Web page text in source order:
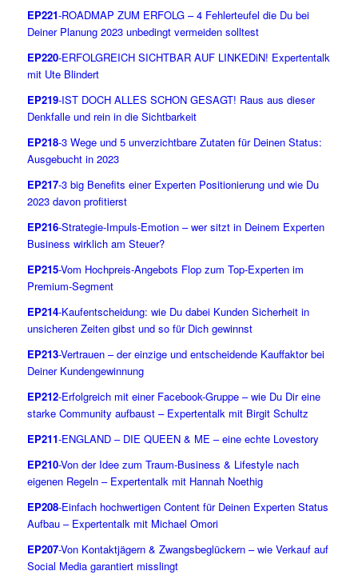
EP221-ROADMAP ZUM ERFOLG – 4 Fehlerteufel die Du bei
Deiner Planung 2023 unbedingt vermeiden solltest
EP220-ERFOLGREICH SICHTBAR AUF LINKEDiN! Expertentalk
mit Ute Blindert
EP219-IST DOCH ALLES SCHON GESAGT! Raus aus dieser
Denkfalle und rein in die Sichtbarkeit
EP218-3 Wege und 5 unverzichtbare Zutaten für Deinen Status:
Ausgebucht in 2023
EP217-3 big Benefits einer Experten Positionierung und wie Du
2023 davon profitierst
EP216-Strategie-Impuls-Emotion – wer sitzt in Deinem Experten
Business wirklich am Steuer?
EP215-Vom Hochpreis-Angebots Flop zum Top-Experten im
Premium-Segment
EP214-Kaufentscheidung: wie Du dabei Kunden Sicherheit in
unsicheren Zeiten gibst und so für Dich gewinnst
EP213-Vertrauen – der einzige und entscheidende Kauffaktor bei
Deiner Kundengewinnung
EP212-Erfolgreich mit einer Facebook-Gruppe – wie Du Dir eine
starke Community aufbaust – Expertentalk mit Birgit Schultz
EP211-ENGLAND – DIE QUEEN & ME – eine echte Lovestory
EP210-Von der Idee zum Traum-Business & Lifestyle nach
eigenen Regeln – Expertentalk mit Hannah Noethig
EP208-Einfach hochwertigen Content für Deinen Experten Status
Aufbau – Expertentalk mit Michael Omori
EP207-Von Kontaktjägern & Zwangsbeglückern – wie Verkauf auf
Social Media garantiert misslingt